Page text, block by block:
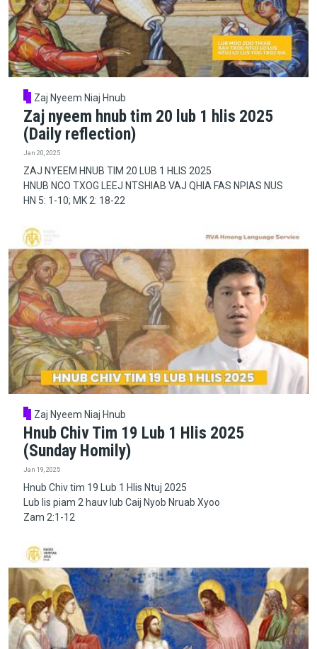
Zaj Nyeem Niaj Hnub
Zaj nyeem hnub tim 20 lub 1 hlis 2025
(Daily reflection)
Jan 20, 2025
ZAJ NYEEM HNUB TIM 20 LUB 1 HLIS 2025
HNUB NCO TXOG LEEJ NTSHIAB VAJ QHIA FAS NPIAS NUS
HN 5: 1-10; MK 2: 18-22
Zaj Nyeem Niaj Hnub
Hnub Chiv Tim 19 Lub 1 Hlis 2025
(Sunday Homily)
Jan 19, 2025
Hnub Chiv tim 19 Lub 1 Hlis Ntuj 2025
Lub lis piam 2 hauv lub Caij Nyob Nruab Xyoo
Zam 2:1-12